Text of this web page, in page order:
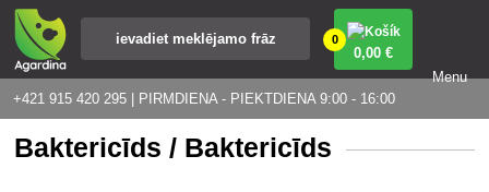
+421 915 420 295 | PIRMDIENA - PIEKTDIENA 9:00 - 16:00
0
0,00 €
Menu
Baktericīds / Baktericīds